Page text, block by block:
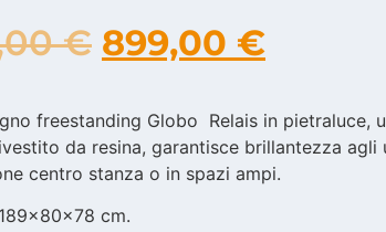
€ 899,00 €
freestanding Globo Relais in pietraluce,
da resina, garantisce brillantezza agli
centro stanza o in spazi ampi.
cm.